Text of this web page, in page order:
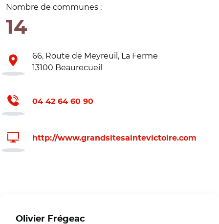
Nombre de communes :
14
66, Route de Meyreuil, La Ferme
13100 Beaurecueil
04 42 64 60 90
http://www.grandsitesaintevictoire.com
Olivier Frégeac